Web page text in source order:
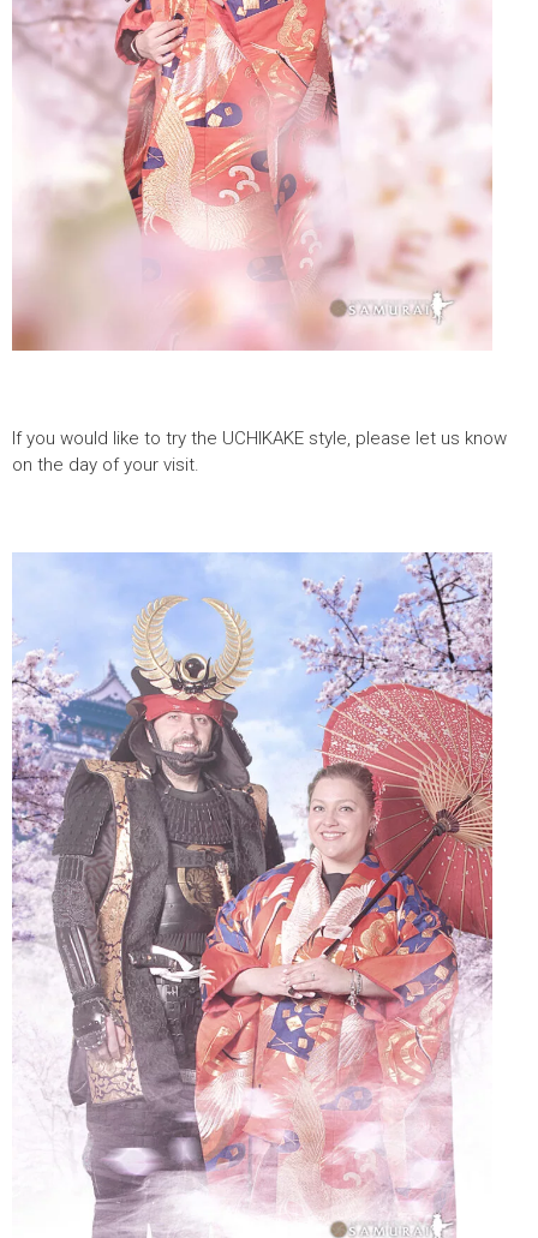
If you would like to try the UCHIKAKE style, please let us know
on the day of your visit.